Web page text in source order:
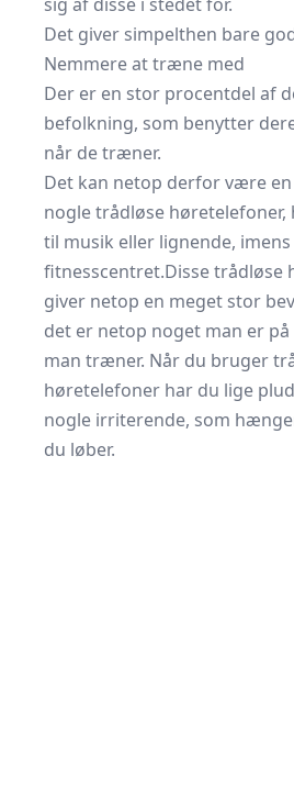
Det giver simpelthen bare
Nemmere at træne med
Der er en stor procentdel af
befolkning, som benytter
når de træner.
Det kan netop derfor være
nogle trådløse
til musik eller lignende,
fitnesscentret.Disse trådløse
giver netop en meget stor
det er netop noget man er
man træner. Når du bruger
høretelefoner har du lige
nogle irriterende, som
du løber.